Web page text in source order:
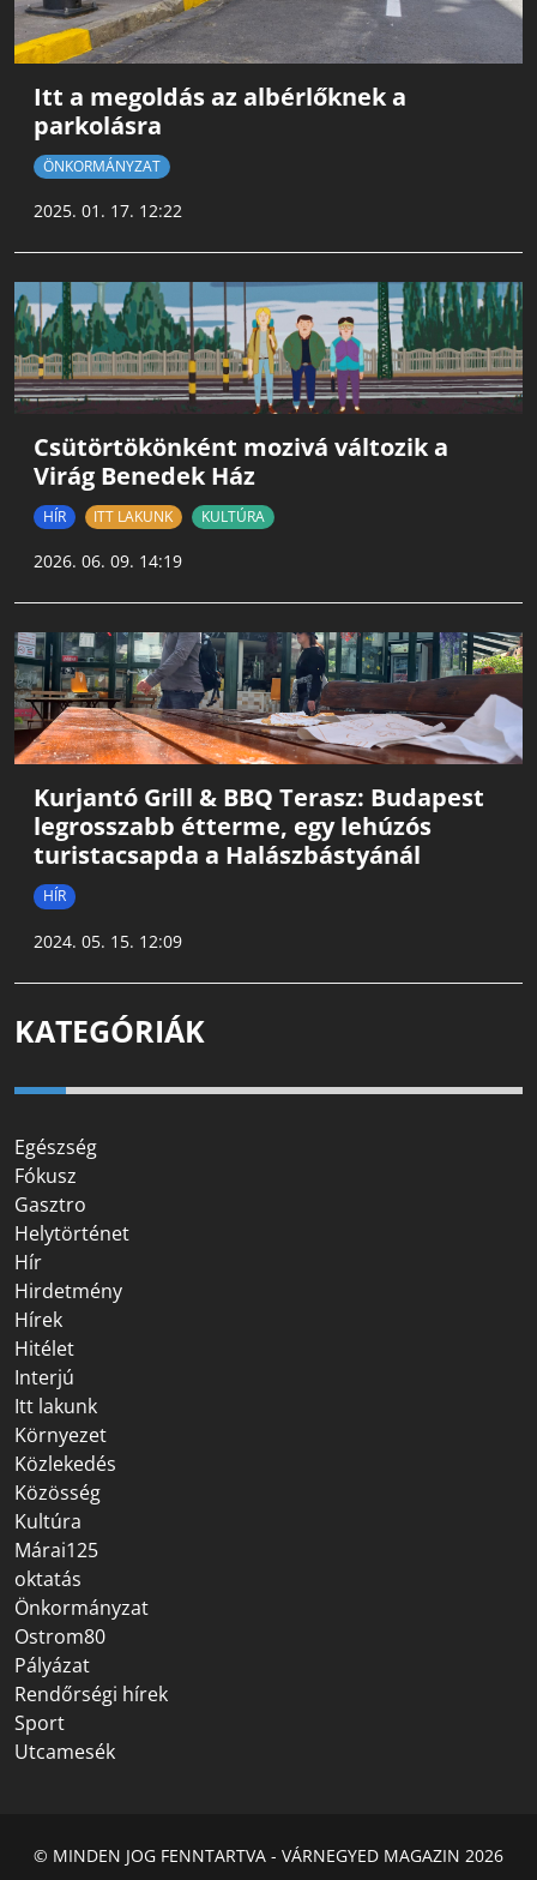
Itt a megoldás az albérlőknek a
parkolásra
ÖNKORMÁNYZAT
2025. 01. 17. 12:22
Csütörtökönként mozivá változik a
Virág Benedek Ház
HÍR ITT LAKUNK KULTÚRA
2026. 06. 09. 14:19
Kurjantó Grill & BBQ Terasz: Budapest
legrosszabb étterme, egy lehúzós
turistacsapda a Halászbástyánál
HÍR
2024. 05. 15. 12:09
KATEGÓRIÁK
Egészség
Fókusz
Gasztro
Helytörténet
Hír
Hirdetmény
Hírek
Hitélet
Interjú
Itt lakunk
Környezet
Közlekedés
Közösség
Kultúra
Márai125
oktatás
Önkormányzat
Ostrom80
Pályázat
Rendőrségi hírek
Sport
Utcamesék
© MINDEN JOG FENNTARTVA - VÁRNEGYED MAGAZIN 2026